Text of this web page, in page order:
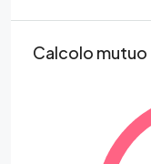
Calcolo mutuo